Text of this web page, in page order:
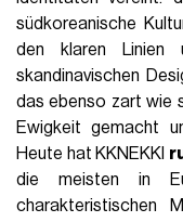
südkoreanische
den klaren Linien
skandinavischen
das ebenso zart wie
Ewigkeit gemacht
Heute hat KKNEKKI
die meisten in
charakteristischen